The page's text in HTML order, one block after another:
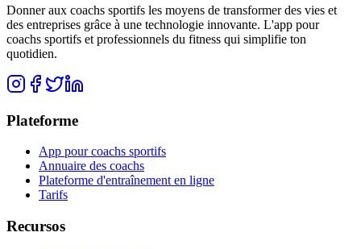
Donner aux coachs sportifs les moyens de transformer des vies et
des entreprises grâce à une technologie innovante. L'app pour
coachs sportifs et professionnels du fitness qui simplifie ton
quotidien.
Plateforme
App pour coachs sportifs
Annuaire des coachs
Plateforme d'entraînement en ligne
Tarifs
Recursos